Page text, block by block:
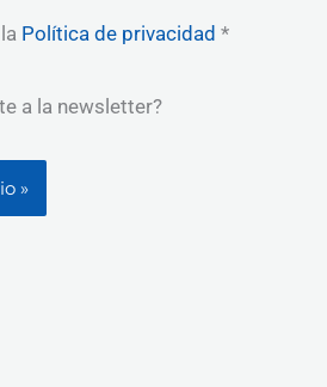
Política de privacidad *
a la newsletter?